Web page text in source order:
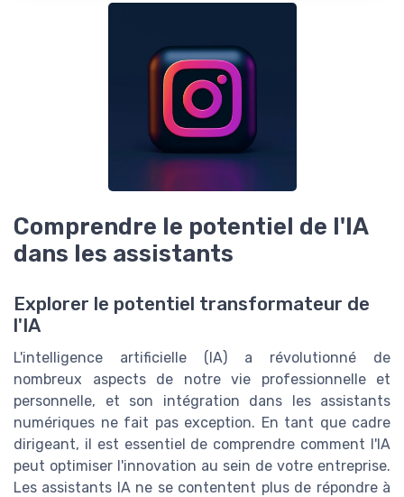
Comprendre le potentiel de l'IA
dans les assistants
Explorer le potentiel transformateur de
l'IA
L'intelligence artificielle (IA) a révolutionné de
nombreux aspects de notre vie professionnelle et
personnelle, et son intégration dans les assistants
numériques ne fait pas exception. En tant que cadre
dirigeant, il est essentiel de comprendre comment l'IA
peut optimiser l'innovation au sein de votre entreprise.
Les assistants IA ne se contentent plus de répondre à